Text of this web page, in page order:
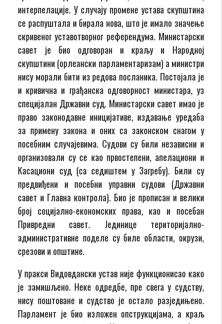
интерпелације. У случају промене устава скупштина
се распуштала и бирала нова, што је имало значење
скривеног уставотворног референдума. Министарски
савет је био одговоран и краљу и Народној
скупштини (орлеански парламентаризам) а министри
нису морали бити из редова посланика. Постојала је
и кривична и грађанска одговорност министара, уз
специјалан Државни суд. Министарски савет имао је
право законодавне иницијативе, издавање уредаба
за примену закона и оних са законском снагом у
посебним случајевима. Судови су били независни и
организовали су се као првостепени, апелациони и
Касациони суд (са седиштем у Загребу). Били су
предвиђени и посебни управни судови (Државни
савет и Главна контрола). Био је прописан и велики
број социјално-економских права, као и посебан
Привредни савет. Јединице територијално-
административне поделе су биле области, окрузи,
срезови и општине.
У пракси Видовдански устав није функционисао како
је замишљено. Неке одредбе, пре свега у судству,
нису поштоване и судство је остало разједињено.
Парламент је био изложен опструкцијама, а краљ